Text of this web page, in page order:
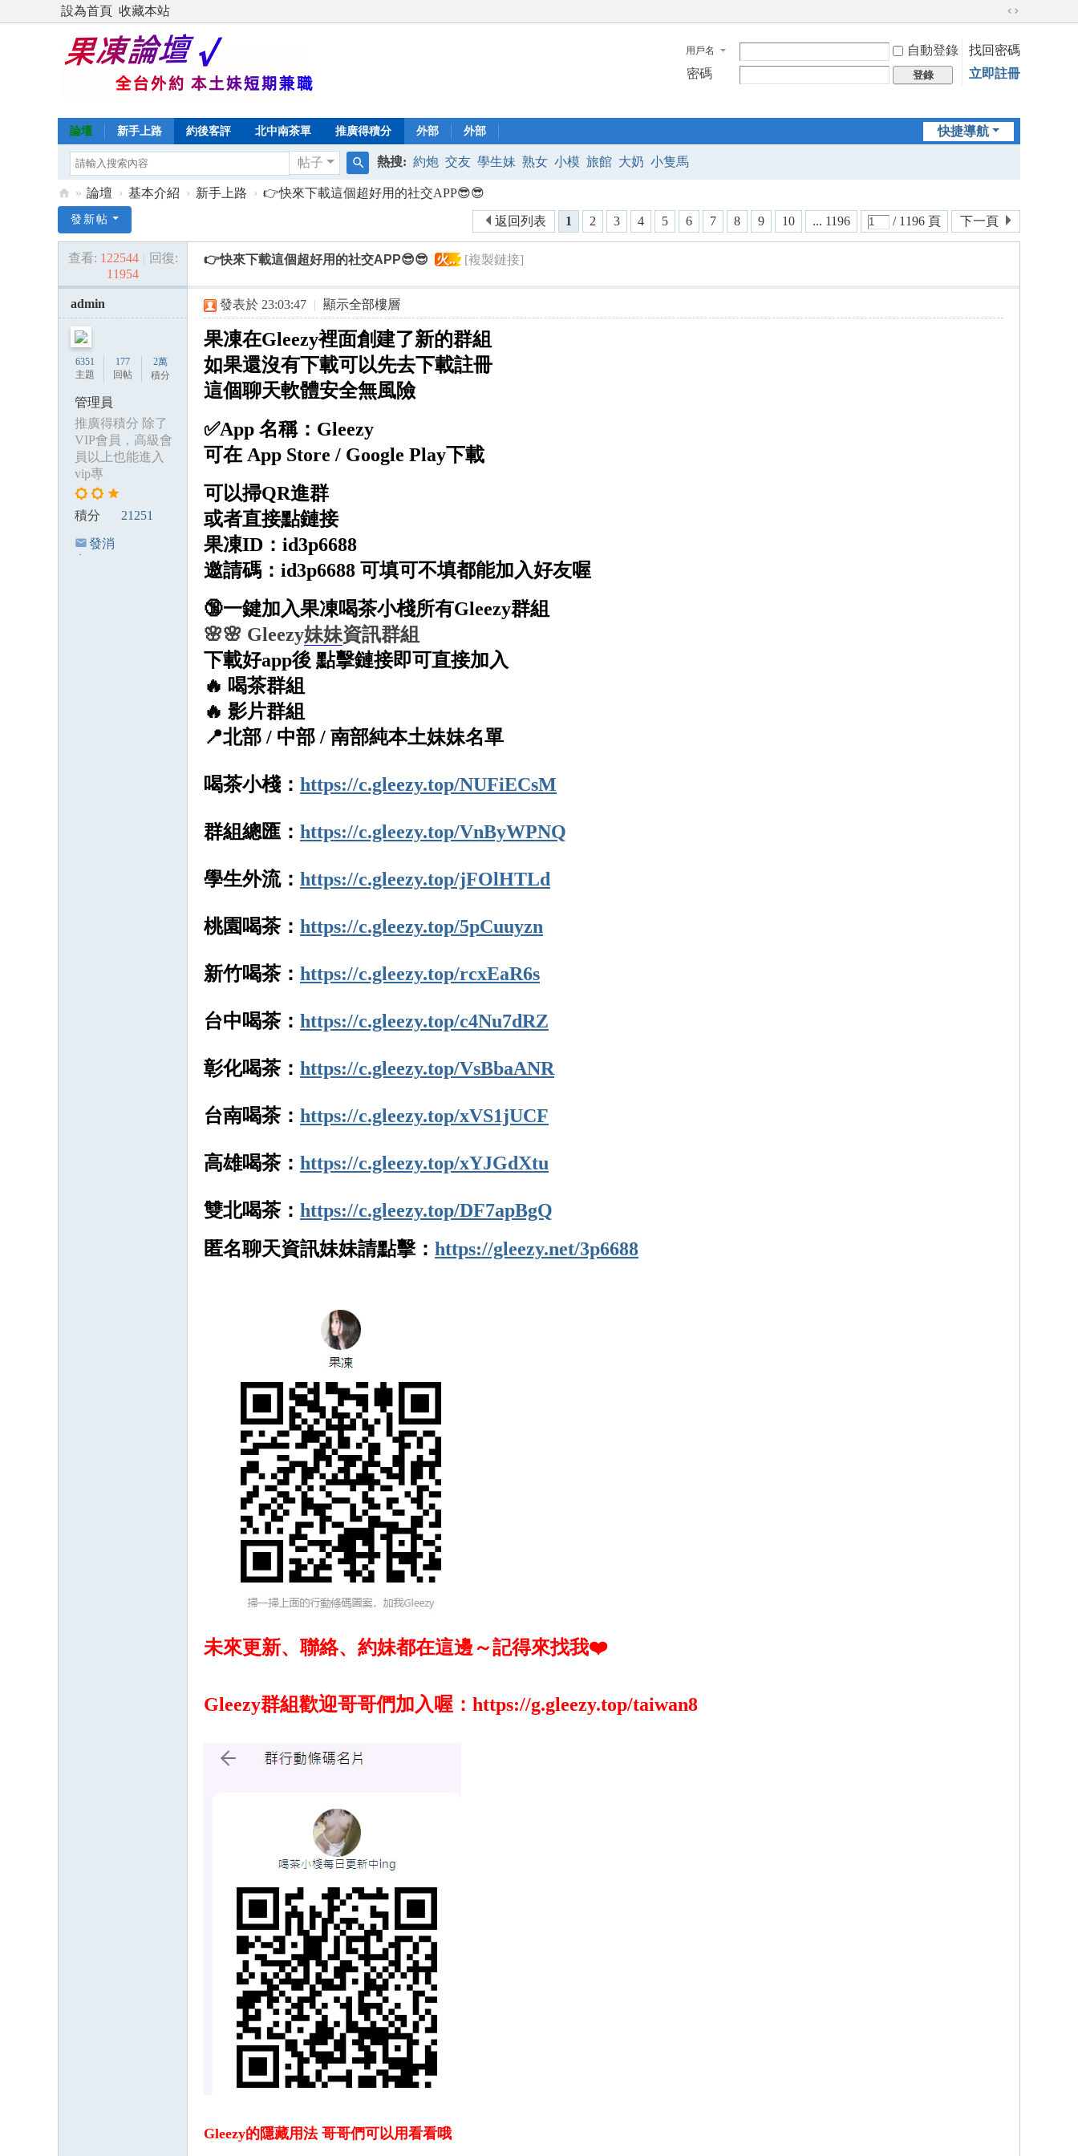
設為首頁 收藏本站
切
到
寬
版
用戶名 自動登錄
找回密碼
密碼
登錄 立即註冊
快捷導航
論壇 新手上路 約後客評 北中南茶單 推廣得積分 外部 外部
帖子
搜
熱搜: 約炮 交友 學生妹 熟女 小模 旅館 大奶 小隻馬
sc
uz
!
» 論壇 › 基本介紹 › 新手上路 › 👉快來下載這個超好用的社交APP😎😎
1 2 3 4 5 6 7 8 9 10 ... 1196 / 1196 頁 下一頁
返回列表
發新帖
查看: 122544 | 回復:
11954
👉快來下載這個超好用的社交APP😎😎 火.. [複製鏈接]
admin
6351
主題
177
回帖
2萬
積分
管理員
推廣得積分 除了
VIP會員，高級會
員以上也能進入
vip專
積分 21251
發消
發表於 23:03:47 | 顯示全部樓層
果凍在Gleezy裡面創建了新的群組
如果還沒有下載可以先去下載註冊
這個聊天軟體安全無風險
✅App 名稱：Gleezy
可在 App Store / Google Play下載
可以掃QR進群
或者直接點鏈接
果凍ID：id3p6688
邀請碼：id3p6688 可填可不填都能加入好友喔
🔞一鍵加入果凍喝茶小棧所有Gleezy群組
🌸🌸 Gleezy妹妹資訊群組
下載好app後 點擊鏈接即可直接加入
🔥 喝茶群組
🔥 影片群組
📍北部 / 中部 / 南部純本土妹妹名單
喝茶小棧： https://c.gleezy.top/NUFiECsM
群組總匯： https://c.gleezy.top/VnByWPNQ
學生外流： https://c.gleezy.top/jFOlHTLd
桃園喝茶： https://c.gleezy.top/5pCuuyzn
新竹喝茶： https://c.gleezy.top/rcxEaR6s
台中喝茶： https://c.gleezy.top/c4Nu7dRZ
彰化喝茶： https://c.gleezy.top/VsBbaANR
台南喝茶： https://c.gleezy.top/xVS1jUCF
高雄喝茶： https://c.gleezy.top/xYJGdXtu
雙北喝茶： https://c.gleezy.top/DF7apBgQ
匿名聊天資訊妹妹請點擊： https://gleezy.net/3p6688
未來更新、聯絡、約妹都在這邊～記得來找我❤️
Gleezy群組歡迎哥哥們加入喔 ： https://g.gleezy.top/taiwan8
Gleezy的隱藏用法 哥哥們可以用看看哦